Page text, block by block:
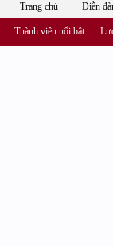
Trang chủ Diễn
Thành viên nổi bật